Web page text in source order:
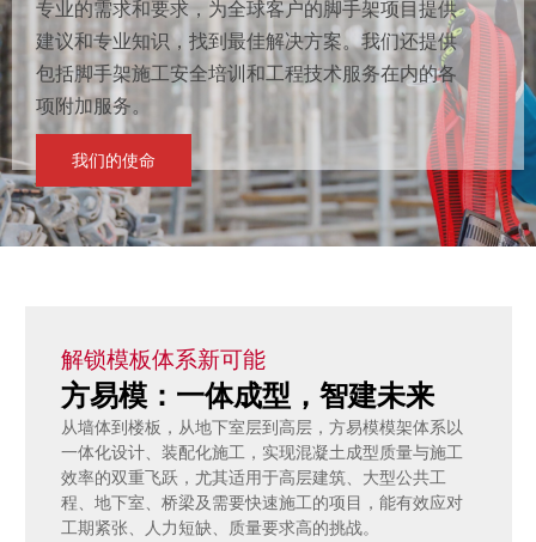
专业的需求和要求，为全球客户的脚手架项目提供
建议和专业知识，找到最佳解决方案。我们还提供
包括脚手架施工安全培训和工程技术服务在内的各
项附加服务。
我们的使命
解锁模板体系新可能
方易模：一体成型，智建未来
从墙体到楼板，从地下室层到高层，方易模模架体系以
一体化设计、装配化施工，实现混凝土成型质量与施工
效率的双重飞跃，尤其适用于高层建筑、大型公共工
程、地下室、桥梁及需要快速施工的项目，能有效应对
工期紧张、人力短缺、质量要求高的挑战。